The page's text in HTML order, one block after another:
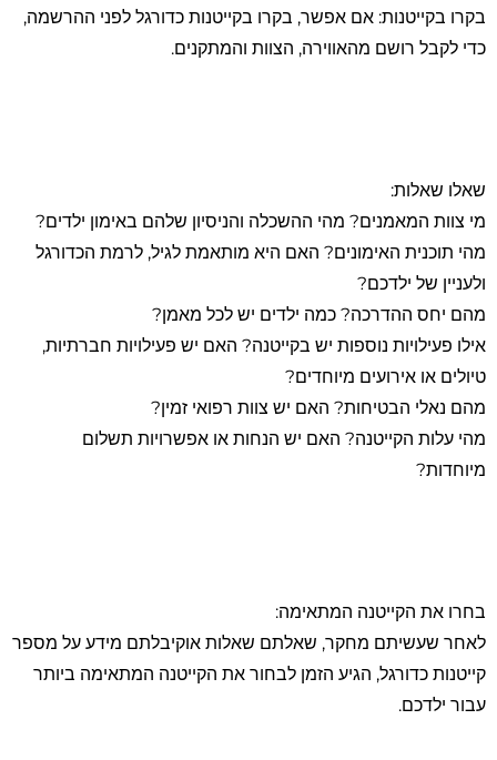
בקרו בקייטנות: אם אפשר, בקרו בקייטנות כדורגל לפני ההרשמה,
כדי לקבל רושם מהאווירה, הצוות והמתקנים.
שאלו שאלות:
מי צוות המאמנים? מהי ההשכלה והניסיון שלהם באימון ילדים?
מהי תוכנית האימונים? האם היא מותאמת לגיל, לרמת הכדורגל
ולעניין של ילדכם?
מהם יחס ההדרכה? כמה ילדים יש לכל מאמן?
אילו פעילויות נוספות יש בקייטנה? האם יש פעילויות חברתיות,
טיולים או אירועים מיוחדים?
מהם נאלי הבטיחות? האם יש צוות רפואי זמין?
מהי עלות הקייטנה? האם יש הנחות או אפשרויות תשלום
מיוחדות?
בחרו את הקייטנה המתאימה:
לאחר שעשיתם מחקר, שאלתם שאלות אוקיבלתם מידע על מספר
קייטנות כדורגל, הגיע הזמן לבחור את הקייטנה המתאימה ביותר
עבור ילדכם.